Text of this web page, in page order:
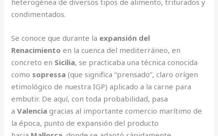
heterogénea de diversos tipos de alimento, triturados y
condimentados.
Se conoce que durante la expansión del
Renacimientoen la cuenca del mediterráneo, en
concreto en Sicilia, se practicaba una técnica conocida
como sopressa(que significa “prensado”, claro orígen
etimológico de nuestra IGP) aplicado a la carne para
embutir. De aquí, con toda probabilidad, pasa
aValenciagracias al importante comercio marítimo de
la época, punto de expansión del producto